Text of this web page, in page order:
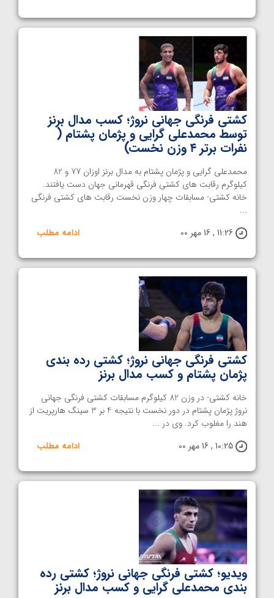
کشتی فرنگی جهانی نروژ؛ کسب مدال برنز
توسط محمدعلی گرایی و پژمان پشتام (
نفرات برتر ۴ وزن نخست)
محمدعلی گرایی و پژمان پشتام به مدال برنز اوزان 77 و 82
کیلوگرم رقابت های کشتی فرنگی قهرمانی جهان دست یافتند.
خانه کشتی- مسابقات چهار وزن نخست رقابت های کشتی فرنگی
...
11:26 , 16 مهر 00
ادامه مطلب
کشتی فرنگی جهانی نروژ‌؛ کشتی رده بندی
پژمان پشتام و کسب مدال برنز
خانه کشتی- در وزن 82 کیلوگرم مسابقات کشتی فرنگی جهانی
نروژ پژمان پشتام در دور نخست با نتیجه 4 بر 3 سینگ هارپریت از
هند را مغلوب کرد. وی در ...
10:25 , 16 مهر 00
ادامه مطلب
ویدیو؛ کشتی فرنگی جهانی نروژ؛ کشتی رده
بندی محمدعلی گرایی و کسب مدال برنز